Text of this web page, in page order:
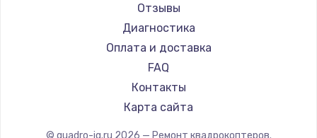
Отзывы
Диагностика
Оплата и доставка
FAQ
Контакты
Карта сайта
© quadro-iq.ru 2026 — Ремонт квадрокоптеров.